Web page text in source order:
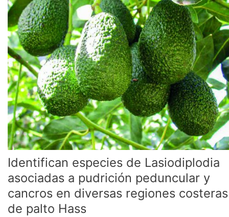
Identifican especies de Lasiodiplodia
asociadas a pudrición peduncular y
cancros en diversas regiones costeras
de palto Hass
de
Lasiodiplodia
asociadas
a
pudrición
peduncular
y
cancros
en
diversas
regiones
costeras
de
palto
Hass